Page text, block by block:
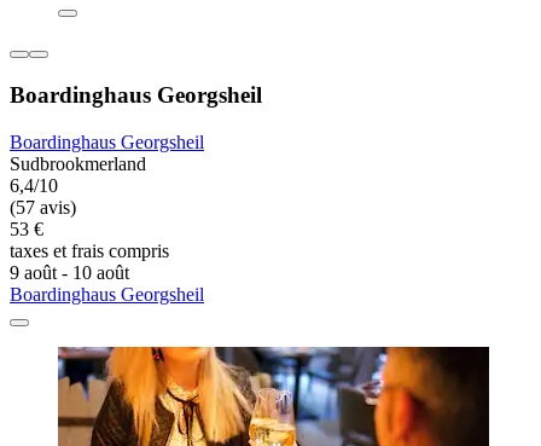
Boardinghaus Georgsheil
Boardinghaus Georgsheil
Sudbrookmerland
6,4/10
(57 avis)
53 €
taxes et frais compris
9 août - 10 août
Boardinghaus Georgsheil